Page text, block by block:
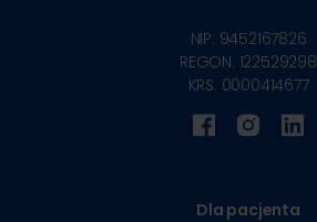
NIP: 9452167826
REGON: 122529298
KRS: 0000414677
Dla pacjenta